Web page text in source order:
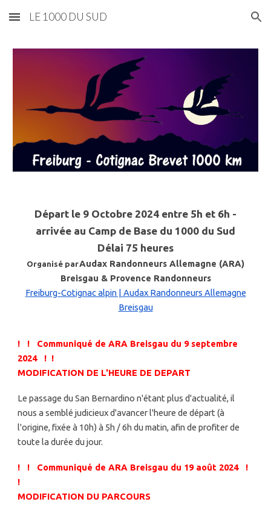
Skip to main content Skip to navigation
LE 1000 DU SUD
Départ le 9 Octobre 2024 entre 5h et 6h -
arrivée au Camp de Base du 1000 du Sud
Délai 75 heures
Organisé parAudax Randonneurs Allemagne (ARA)
Breisgau & Provence Randonneurs
Freiburg-Cotignac alpin | Audax Randonneurs Allemagne
Breisgau
! ! Communiqué de ARA Breisgau du 9 septembre
2024 ! !
MODIFICATION DE L'HEURE DE DEPART
Le passage du San Bernardino n'étant plus d'actualité, il
nous a semblé judicieux d'avancer l'heure de départ (à
l'origine, fixée à 10h) à 5h / 6h du matin, afin de profiter de
toute la durée du jour.
! ! Communiqué de ARA Breisgau du 19 août 2024 !
!
MODIFICATION DU PARCOURS